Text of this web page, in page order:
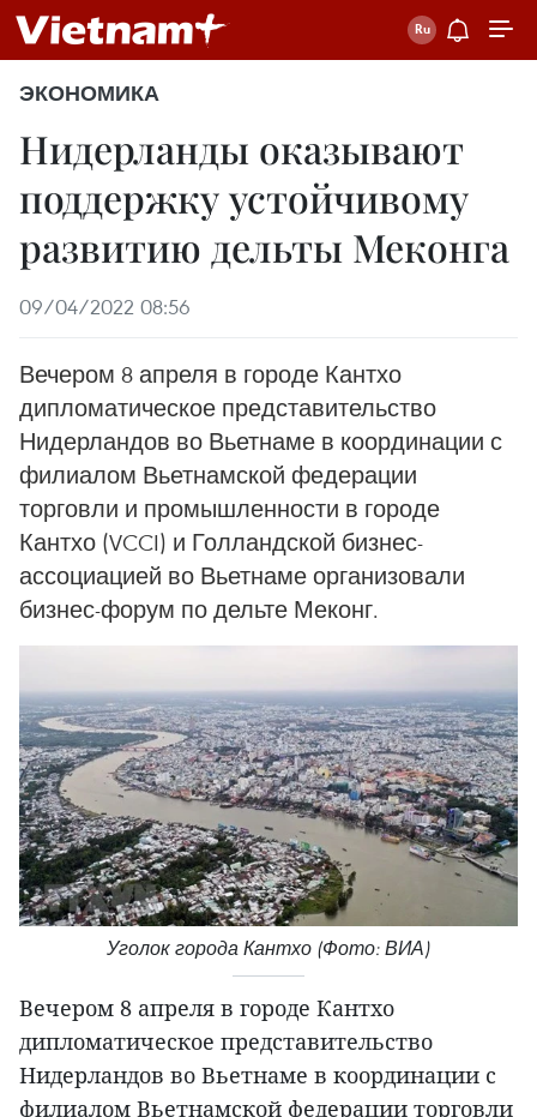
ЭКОНОМИКА
Нидерланды оказывают
поддержку устойчивому
развитию дельты Меконга
09/04/2022 08:56
Вечером 8 апреля в городе Кантхо
дипломатическое представительство
Нидерландов во Вьетнаме в координации с
филиалом Вьетнамской федерации
торговли и промышленности в городе
Кантхо (VCCI) и Голландской бизнес-
ассоциацией во Вьетнаме организовали
бизнес-форум по дельте Меконг.
Уголок города Кантхо (Фото: ВИА)
Вечером 8 апреля в городе Кантхо
дипломатическое представительство
Нидерландов во Вьетнаме в координации с
филиалом Вьетнамской федерации торговли